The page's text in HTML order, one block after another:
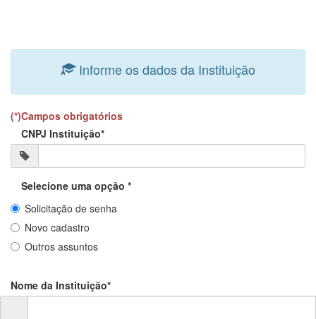
Informe os dados da Instituição
(*)Campos obrigatórios
CNPJ Instituição*
Selecione uma opção *
Solicitação de senha
Novo cadastro
Outros assuntos
Nome da Instituição*